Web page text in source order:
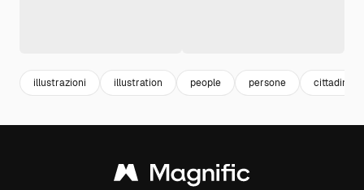
illustrazioni illustration people persone cittadini